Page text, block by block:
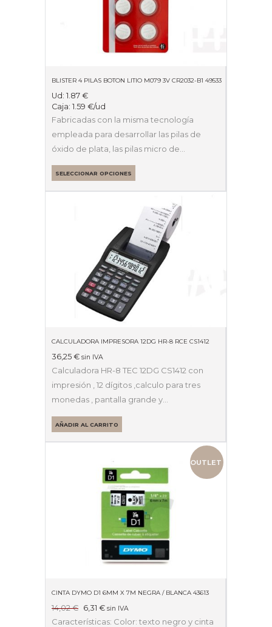
BLISTER 4 PILAS BOTON LITIO M079 3V CR2032-B1 49533
Ud: 1.87 €
Caja: 1.59 €/ud
Fabricadas con la misma tecnología
empleada para desarrollar las pilas de
óxido de plata, las pilas micro de…
SELECCIONAR OPCIONES
CALCULADORA IMPRESORA 12DG HR-8 RCE CS1412
36,25 € sin IVA
Calculadora HR-8 TEC 12DG CS1412 con
impresión , 12 dígitos ,calculo para tres
monedas , pantalla grande y…
AÑADIR AL CARRITO
OUTLET
CINTA DYMO D1 6MM X 7M NEGRA / BLANCA 43613
14,02€ El
precio
6,31 €El
precio
sin IVA
Características: Color: texto negro y cinta